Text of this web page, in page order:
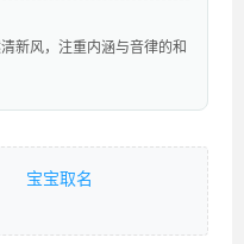
新风，注重内涵与音律的和
宝宝取名